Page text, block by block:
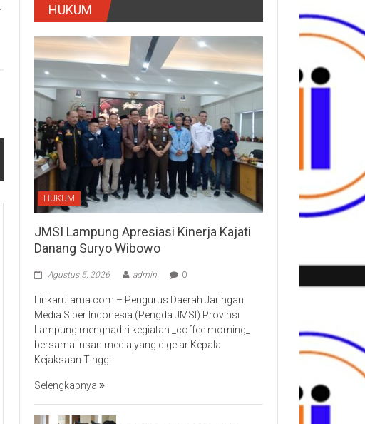
HUKUM
HUKUM
JMSI Lampung Apresiasi Kinerja Kajati
Danang Suryo Wibowo
Agustus 5, 2026 admin 0
Linkarutama.com – Pengurus Daerah Jaringan
Media Siber Indonesia (Pengda JMSI) Provinsi
Lampung menghadiri kegiatan _coffee morning_
bersama insan media yang digelar Kepala
Kejaksaan Tinggi
Selengkapnya